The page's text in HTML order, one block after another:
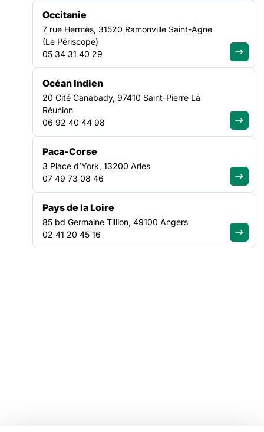
Recevez chaque mois les analyses,
décryptages et positionnements de
la FAS
LA FÉDÉRATION
Nos missions
Nos Fédérations régionales
NOS LUTTES
Tous nos plaidoyers
Tous nos programmes
VOTRE ESPACE
Occitanie
7 rue Hermès, 31520 Ramonville Saint-Agne
(Le Périscope)
05 34 31 40 29
Océan Indien
20 Cité Canabady, 97410 Saint-Pierre La
Réunion
06 92 40 44 98
Paca-Corse
3 Place d’York, 13200 Arles
07 49 73 08 46
Pays de la Loire
85 bd Germaine Tillion, 49100 Angers
02 41 20 45 16